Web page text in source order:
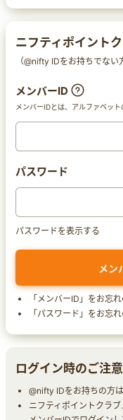
ニフティポイント
（@nifty IDをお持ちでない
メンバーID
メンバーIDとは、アルファベット
パスワード
パスワードを表示する
「メンバーID」をお忘
「パスワード」をお忘
ログイン時のご注意
@nifty IDをお持ちの方
ニフティポイントクラ